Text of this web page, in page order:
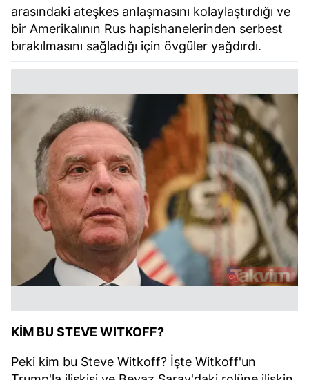
arasındaki ateşkes anlaşmasını kolaylaştırdığı ve
bir Amerikalının Rus hapishanelerinden serbest
bırakılmasını sağladığı için övgüler yağdırdı.
KİM BU STEVE WITKOFF?
Peki kim bu Steve Witkoff? İşte Witkoff'un